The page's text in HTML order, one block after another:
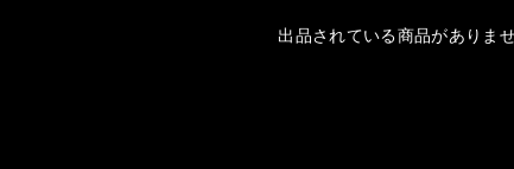
出品されている商品がありま